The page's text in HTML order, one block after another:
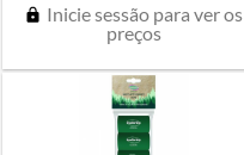
Inicie sessão para ver os
preços